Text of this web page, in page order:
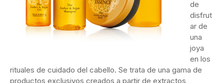
de
disfrut
ar de
una
joya
en los
rituales de cuidado del cabello. Se trata de una gama de
productos exclusivos creados a partir de extractos